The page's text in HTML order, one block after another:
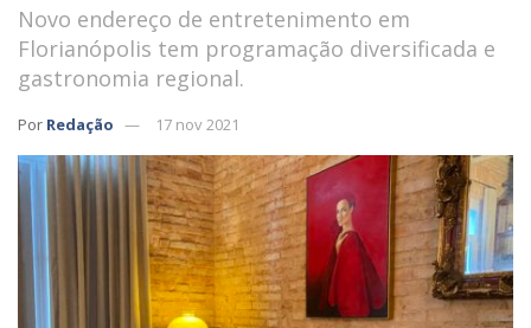
Novo endereço de entretenimento em
Florianópolis tem programação diversificada e
gastronomia regional.
Por Redação 17 nov 2021